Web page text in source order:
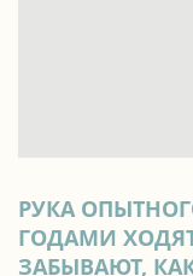
РУКА
ГОДАМИ
ЗАБЫВАЮТ,